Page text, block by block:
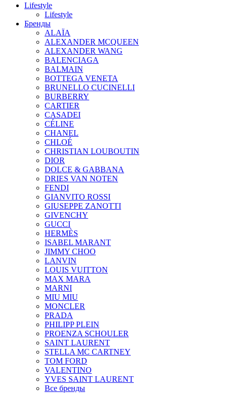
Lifestyle
Lifestyle
Бренды
ALAÏA
ALEXANDER MCQUEEN
ALEXANDER WANG
BALENCIAGA
BALMAIN
BOTTEGA VENETA
BRUNELLO CUCINELLI
BURBERRY
CARTIER
CASADEI
CÉLINE
CHANEL
CHLOÉ
CHRISTIAN LOUBOUTIN
DIOR
DOLCE & GABBANA
DRIES VAN NOTEN
FENDI
GIANVITO ROSSI
GIUSEPPE ZANOTTI
GIVENCHY
GUCCI
HERMÈS
ISABEL MARANT
JIMMY CHOO
LANVIN
LOUIS VUITTON
MAX MARA
MARNI
MIU MIU
MONCLER
PRADA
PHILIPP PLEIN
PROENZA SCHOULER
SAINT LAURENT
STELLA MC CARTNEY
TOM FORD
VALENTINO
YVES SAINT LAURENT
Все бренды